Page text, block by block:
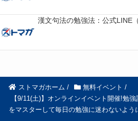
漢文句法の勉強法：公式LINE
ストマガホーム / 無料イベント /
【9/11(土)】オンラインイベント開催!勉
をマスターして毎日の勉強に迷わないよう